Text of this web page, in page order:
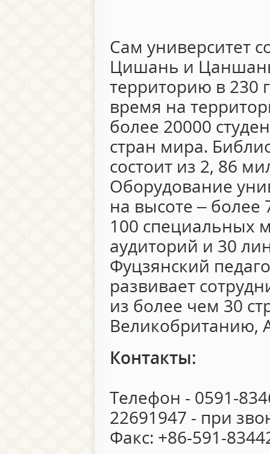
Сам университет
Цишань и
территорию в 230
время на
более 20000
стран мира.
состоит из 2, 86
Оборудование
на высоте –
100 специальных
аудиторий и 30
Фуцзянский
развивает
из более чем 30
Великобританию,
Контакты:
Телефон - 0591-
22691947 - при
Факс: +86-591-